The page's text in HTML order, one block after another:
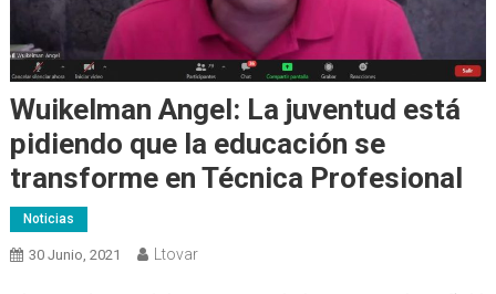
Wuikelman Angel: La juventud está
pidiendo que la educación se
transforme en Técnica Profesional
Noticias
30 Junio, 2021 Ltovar